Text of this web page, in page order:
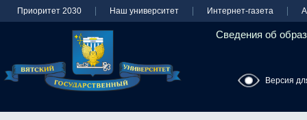
Приоритет 2030 Наш университет Интернет-газета
Сведения об
Версия